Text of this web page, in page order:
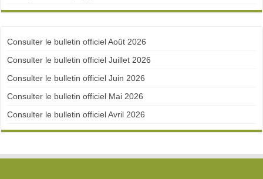
Consulter le bulletin officiel Août 2026
Consulter le bulletin officiel Juillet 2026
Consulter le bulletin officiel Juin 2026
Consulter le bulletin officiel Mai 2026
Consulter le bulletin officiel Avril 2026